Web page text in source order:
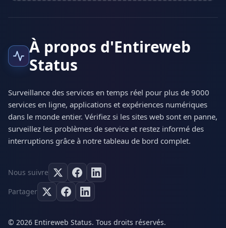
À propos d'Entireweb
Status
Surveillance des services en temps réel pour plus de 9000
services en ligne, applications et expériences numériques
dans le monde entier. Vérifiez si les sites web sont en panne,
surveillez les problèmes de service et restez informé des
interruptions grâce à notre tableau de bord complet.
Nous suivre
Partager
© 2026 Entireweb Status. Tous droits réservés.